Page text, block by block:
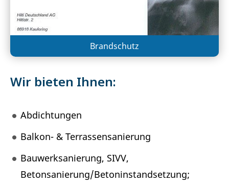
Brandschutz
Wir bieten Ihnen:
Abdichtungen
Balkon- & Terrassensanierung
Bauwerksanierung, SIVV,
Betonsanierung/Betoninstandsetzung;